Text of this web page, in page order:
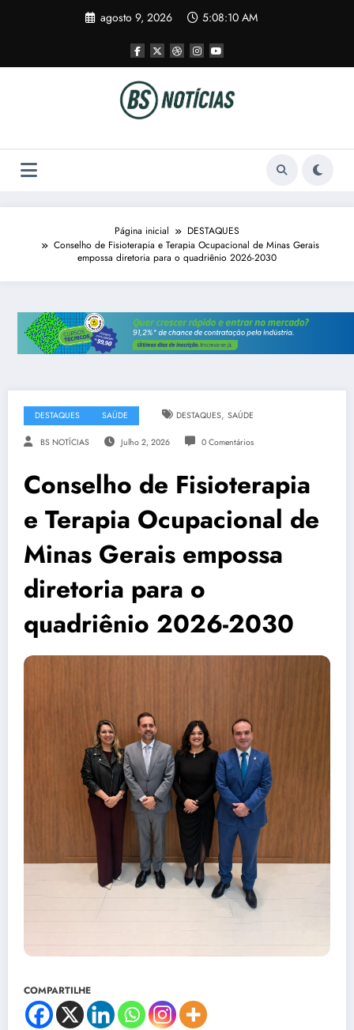
agosto 9, 2026 5:08:10 AM
Página inicial
DESTAQUES
Conselho de Fisioterapia e Terapia Ocupacional de Minas Gerais
empossa diretoria para o quadriênio 2026-2030
DESTAQUES SAÚDE DESTAQUES, SAÚDE
BS NOTÍCIAS Julho 2, 2026 0 Comentários
Conselho de Fisioterapia
e Terapia Ocupacional de
Minas Gerais empossa
diretoria para o
quadriênio 2026-2030
COMPARTILHE